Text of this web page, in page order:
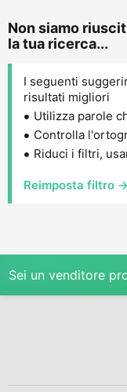
Non siamo
la tua ricerca...
I seguenti
risultati migliori
Utilizza parole
Controlla
Riduci i filtri,
Reimposta filtro →
Sei un venditore